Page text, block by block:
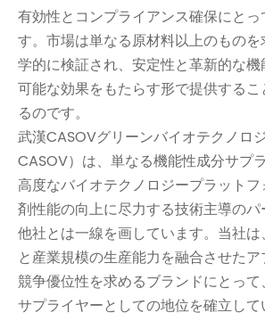
有効性とコンプライアンス確保にと
す。市場は単なる原材料以上のもの
学的に検証され、安定性と革新的な
可能な効果をもたらす形で提供する
るのです。
武漢CASOVグリーンバイオテクノロ
CASOV）は、単なる機能性成分サプ
高度なバイオテクノロジープラット
剤性能の向上に尽力する技術主導のパ
他社とは一線を画しています。当社
と産業規模の生産能力を融合させたア
競争優位性を求めるブランドにとっ
サプライヤーとしての地位を確立して